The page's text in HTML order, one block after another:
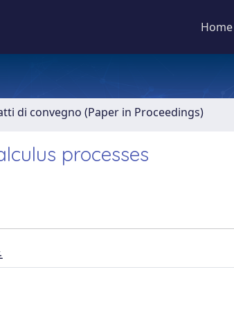
Home
di convegno (Paper in Proceedings)
processes